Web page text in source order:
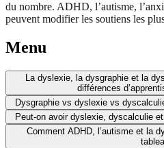
du nombre. ADHD, l’autisme,
peuvent modifier les soutiens les
Menu
La dyslexie, la dysgraphie et la
différences
Dysgraphie vs dyslexie vs
Peut-on avoir dyslexie, dyscalculie
Comment ADHD, l’autisme et la